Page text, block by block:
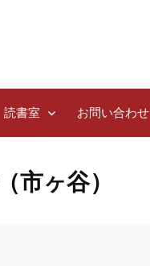
読書室 お問い合わせ
市ヶ谷）